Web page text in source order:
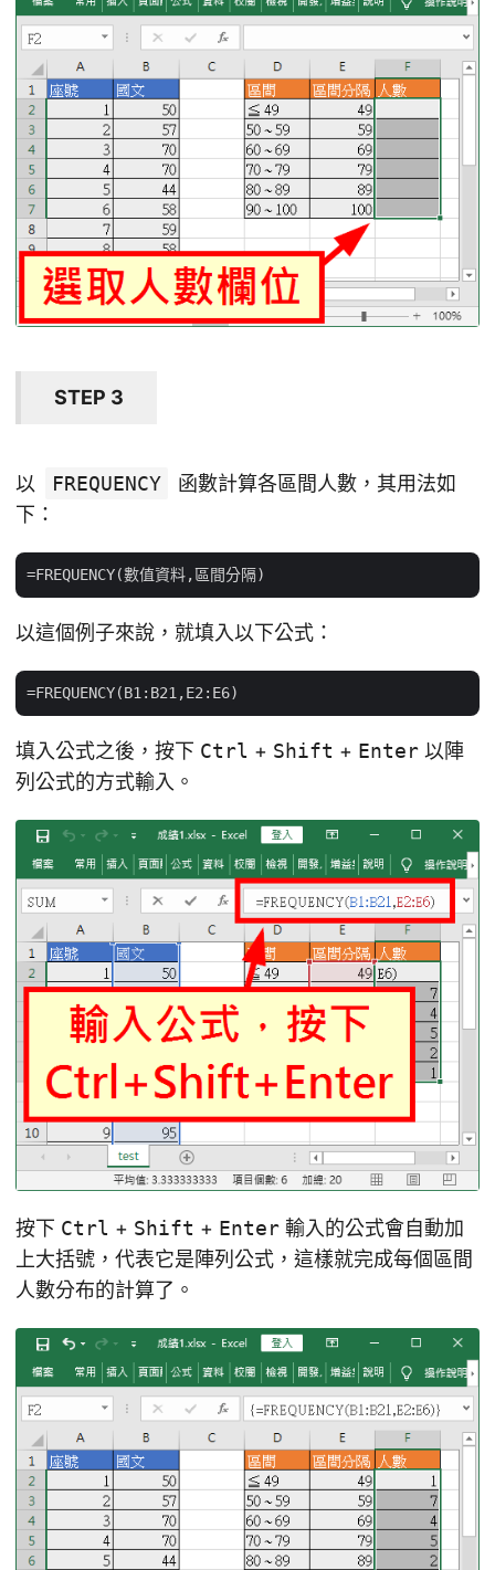
STEP 3
以 FREQUENCY
函數計算各區間人數，其用法如
下：
以這個例子來說，就填入以下公式：
填入公式之後，按下 Ctrl + Shift + Enter 以陣
列公式的方式輸入。
按下 Ctrl + Shift + Enter 輸入的公式會自動加
上大括號，代表它是陣列公式，這樣就完成每個區間
人數分布的計算了。